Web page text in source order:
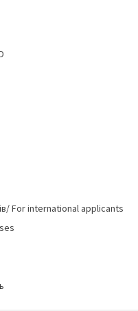
For international applicants